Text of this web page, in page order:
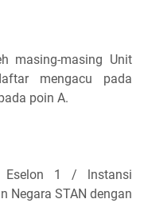
masing-masing Unit
mengacu pada
poin A.
Eselon 1 / lnstansi
Negara STAN dengan